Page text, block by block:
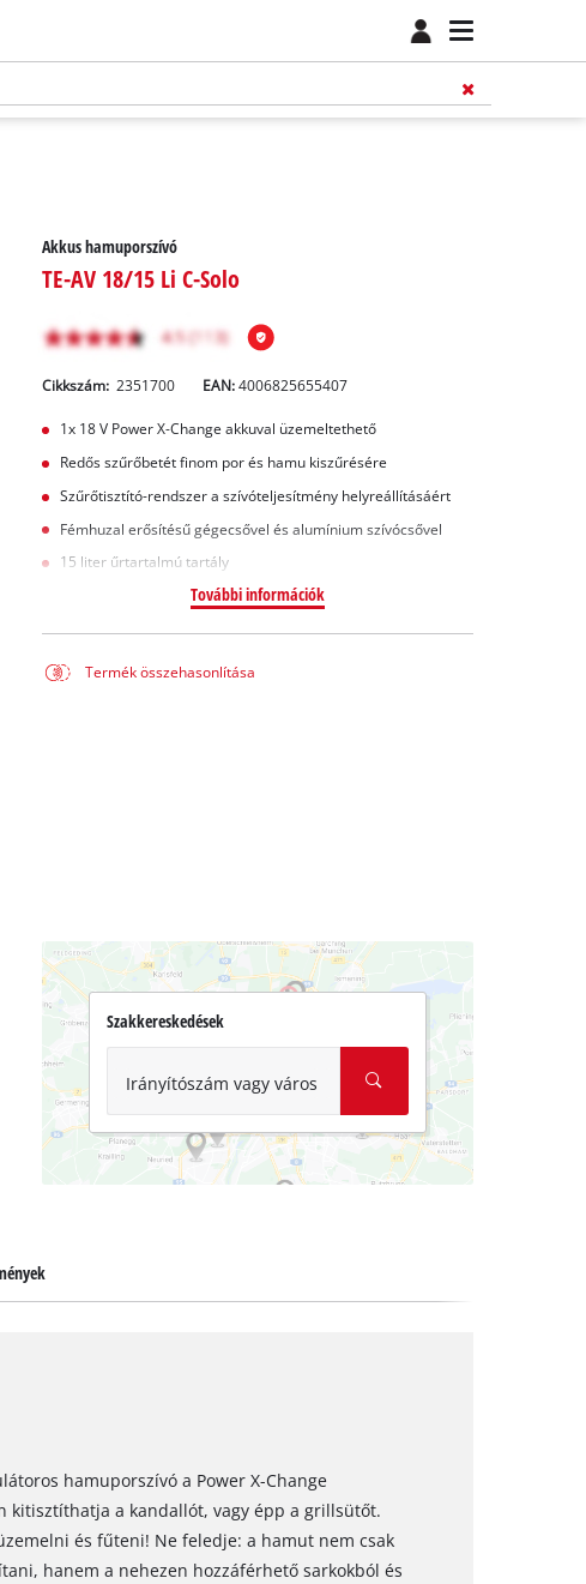
Akkus hamuporszívó
TE-AV 18/15 Li C-Solo
Cikkszám: 2351700 EAN:4006825655407
1x 18 V Power X-Change akkuval üzemeltethető
Redős szűrőbetét finom por és hamu kiszűrésére
Szűrőtisztító-rendszer a szívóteljesítmény helyreállításáért
Fémhuzal erősítésű gégecsővel és alumínium szívócsővel
15 liter űrtartalmú tartály
További információk
Termék összehasonlítása
Szakkereskedések
Irányítószám vagy város
hamuporszívó a Power X-Change
kitisztíthatja a kandallót, vagy épp a grillsütőt.
és fűteni! Ne feledje: a hamut nem csak
hanem a nehezen hozzáférhető sarkokból és